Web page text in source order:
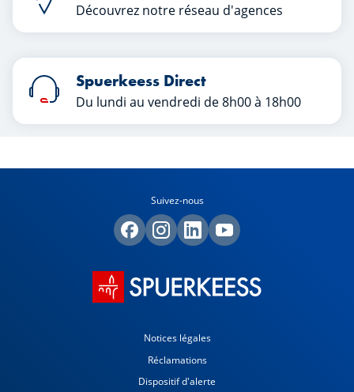
Découvrez notre réseau d'agences
Spuerkeess Direct
Du lundi au vendredi de 8h00 à 18h00
Suivez-nous
Notices légales
Réclamations
Dispositif d'alerte